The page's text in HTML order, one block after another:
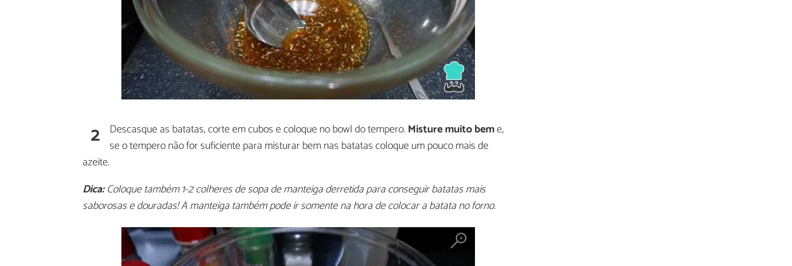
2 Descasque as batatas, corte em cubos e coloque no bowl do tempero. Misture muito beme,
se o tempero não for suficiente para misturar bem nas batatas coloque um pouco mais de
azeite.
Dica:Coloque também 1-2 colheres de sopa de manteiga derretida para conseguir batatas mais
saborosas e douradas! A manteiga também pode ir somente na hora de colocar a batata no forno.